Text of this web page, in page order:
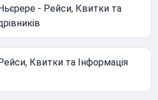
- Рейси, Квитки та
Квитки та Інформація